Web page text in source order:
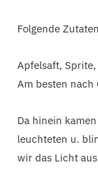
Folgende
Apfelsaft,
Am besten nach
Da hinein
leuchteten u.
wir das Licht